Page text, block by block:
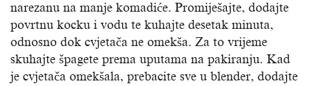
narezanu na manje komadiće. Promiješajte, dodajte
povrtnu kocku i vodu te kuhajte desetak minuta,
odnosno dok cvjetača ne omekša. Za to vrijeme
skuhajte špagete prema uputama na pakiranju. Kad
je cvjetača omekšala, prebacite sve u blender, dodajte